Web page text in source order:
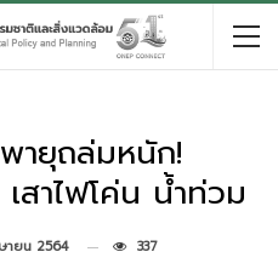
ายุถล่มหนัก!
สาไฟโค่น น้ำท่วม
ายน 2564 337